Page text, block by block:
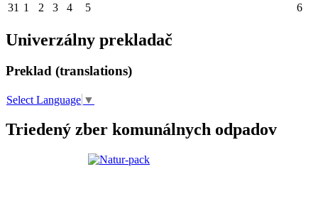
31 1 2 3 4 5 6
Univerzálny prekladač
Preklad (translations)
Select Language ▼
Triedený zber komunálnych odpadov